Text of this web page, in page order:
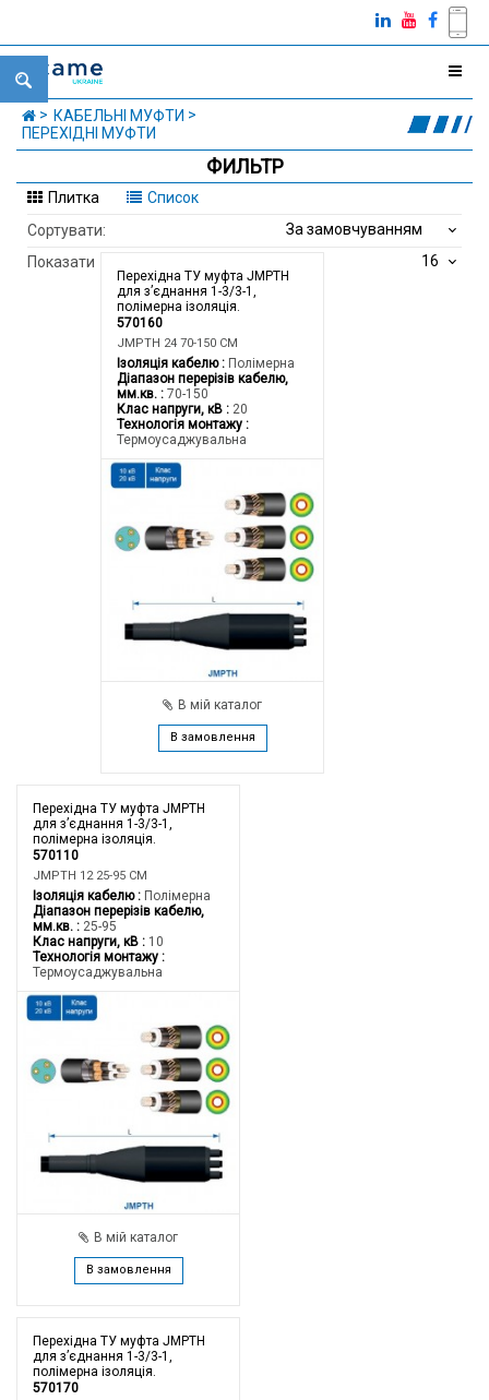
КАБЕЛЬНІ МУФТИ
ПЕРЕХІДНІ МУФТИ
ФИЛЬТР
Плитка
Список
Сортувати:
За замовчуванням
Показати
16
Перехідна ТУ муфта JMPTH
для з’єднання 1-3/3-1,
полімерна ізоляція.
570160
JMPTH 24 70-150 CM
Ізоляція кабелю
Полімерна
Діапазон перерізів кабелю,
мм.кв.
70-150
Клас напруги, кВ
20
Технологія монтажу
Термоусаджувальна
В мій каталог
В замовлення
Перехідна ТУ муфта JMPTH
для з’єднання 1-3/3-1,
полімерна ізоляція.
570110
JMPTH 12 25-95 CM
Ізоляція кабелю
Полімерна
Діапазон перерізів кабелю,
мм.кв.
25-95
Клас напруги, кВ
10
Технологія монтажу
Термоусаджувальна
В мій каталог
В замовлення
Перехідна ТУ муфта JMPTH
для з’єднання 1-3/3-1,
полімерна ізоляція.
570170